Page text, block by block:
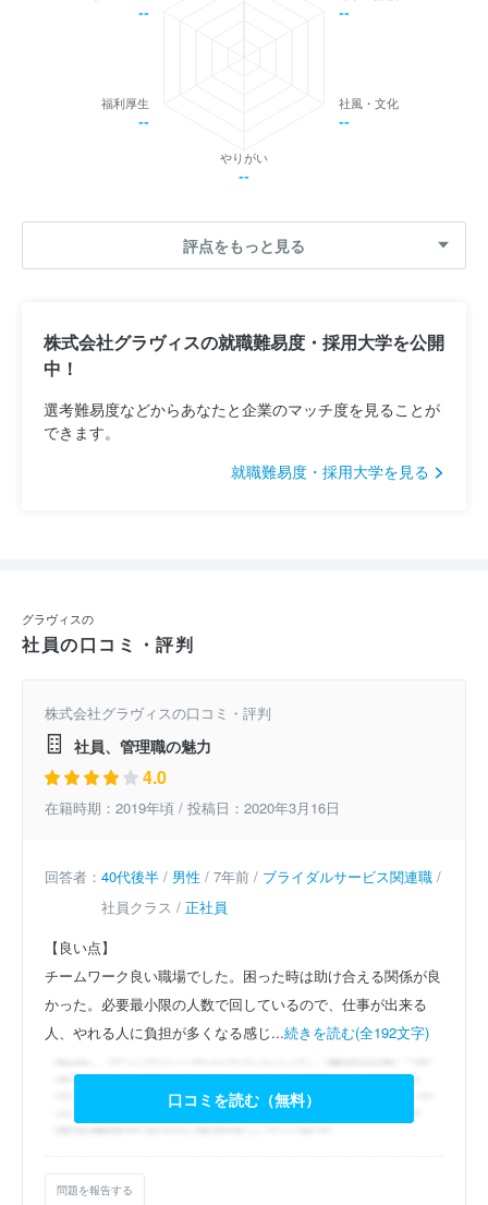
--
社風・文化
--
やりがい
--
福利厚生
--
--
評点をもっと見る
株式会社グラヴィスの就職難易度・採用大学を公開
中！
選考難易度などからあなたと企業のマッチ度を見ることが
できます。
就職難易度・採用大学を見る
グラヴィスの
社員の口コミ・評判
株式会社グラヴィスの口コミ・評判
社員、管理職の魅力
4.0
在籍時期：2019年頃 / 投稿日：2020年3月16日
回答者： 40代後半 / 男性 / 7年前 / ブライダルサービス関連職 /
社員クラス / 正社員
【良い点】
チームワーク良い職場でした。困った時は助け合える関係が良
かった。必要最小限の人数で回しているので、仕事が出来る
人、やれる人に負担が多くなる感じ...続きを読む(全192文字)
口コミを読む（無料）
問題を報告する